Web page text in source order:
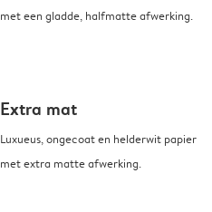
met een gladde, halfmatte afwerking.
Extra mat
Luxueus, ongecoat en helderwit papier
met extra matte afwerking.